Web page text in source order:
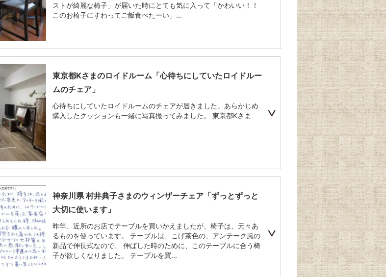
ストが綺麗な椅子」が届いた時にとても気に入って「かわいい！！
このお椅子にすわってご飯食べたーい」...
東京都Kさまのロイドルーム「心待ちにしていたロイドルー
ムのチェア」
心待ちにしていたロイドルームのチェアが届きました。あらかじめ
購入したクッションも一緒に写真撮ってみました。 東京都Kさま
神奈川県 村井典子さまのウィンザーチェア「ずっとずっと
大切に使います」
昨年、近所のお店でテーブルを買いかえましたが、椅子は、元々あ
るものを使っています。 テーブルは、こげ茶色の、アンテーク風の
新品で伸長式なので、 伸ばした時のために、このテーブルに合う椅
子が欲しくなりました。 テーブルを買...